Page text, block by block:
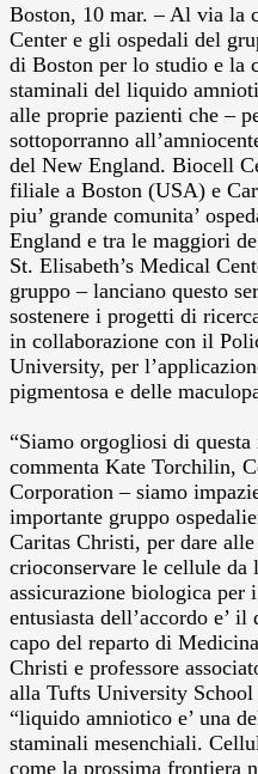
Boston, 10 mar. – Al via la
Center e gli ospedali del
di Boston per lo studio e la
staminali del liquido
alle proprie pazienti che –
sottoporranno
del New England. Biocell
filiale a Boston (USA) e
piu’ grande comunita’
England e tra le maggiori
St. Elisabeth’s Medical
gruppo – lanciano questo
sostenere i progetti di
in collaborazione con il
University, per
pigmentosa e delle
“Siamo orgogliosi di
commenta Kate Torchilin,
Corporation – siamo
importante gruppo
Caritas Christi, per dare
crioconservare le cellule
assicurazione biologica
entusiasta dell’accordo e’
capo del reparto di
Christi e professore
alla Tufts University
“liquido amniotico e’ una
staminali mesenchiali.
come la prossima frontiera